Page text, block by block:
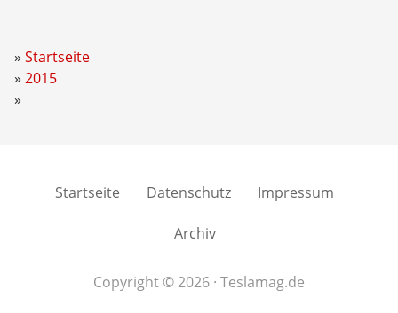
Startseite
2015
Startseite Datenschutz Impressum
Archiv
Copyright © 2026 · Teslamag.de